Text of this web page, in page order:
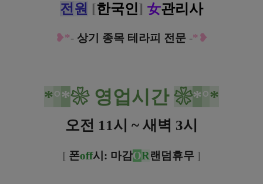
전원 [한국인] 女관리사
❥*- 상기 종목 테라피 전문 -*❥
*°*❀ 영업시간 ❀*°*
오전 11시 ~ 새벽 3시
[ 폰off시: 마감OR랜덤휴무 ]